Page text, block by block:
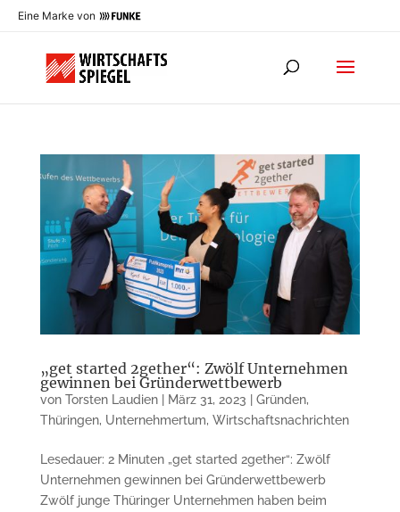
Eine Marke von
„get started 2gether“: Zwölf Unternehmen
gewinnen bei Gründerwettbewerb
von Torsten Laudien| März 31, 2023 | Gründen,
Thüringen, Unternehmertum, Wirtschaftsnachrichten
Lesedauer: 2 Minuten „get started 2gether“: Zwölf
Unternehmen gewinnen bei Gründer­wettbewerb
Zwölf junge Thüringer Unternehmen haben beim